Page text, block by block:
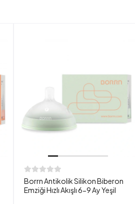
Borrn Antikolik Silikon Biberon
Emziği Hızlı Akışlı 6-9 Ay Yeşil